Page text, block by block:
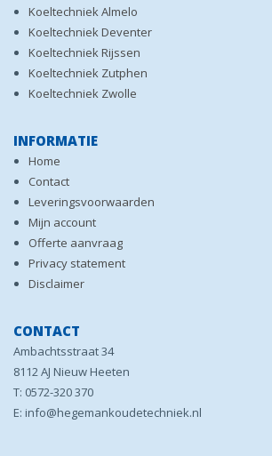
Koeltechniek Almelo
Koeltechniek Deventer
Koeltechniek Rijssen
Koeltechniek Zutphen
Koeltechniek Zwolle
INFORMATIE
Home
Contact
Leveringsvoorwaarden
Mijn account
Offerte aanvraag
Privacy statement
Disclaimer
CONTACT
Ambachtsstraat 34
8112 AJ Nieuw Heeten
T: 0572-320 370
E: info@hegemankoudetechniek.nl